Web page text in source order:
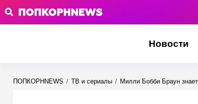
Новости
ПОПКОРНNEWS / ТВ и сериалы / Милли Бобби Браун